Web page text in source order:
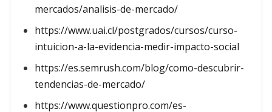
mercados/analisis-de-mercado/
https://www.uai.cl/postgrados/cursos/curso-
intuicion-a-la-evidencia-medir-impacto-social
https://es.semrush.com/blog/como-descubrir-
tendencias-de-mercado/
https://www.questionpro.com/es-